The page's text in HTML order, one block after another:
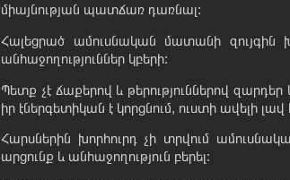
միայնության պատճառ դառնալ:
Հալեցրած ամուսնական մատանի զույգին
անհաջողություններ կբերի:
Պետք չէ ճաքերով և թերություններով
իր էներգետիկան է կորցնում, ուստի ավելի
Հարսներին խորհուրդ չի տրվում
արցունք և անհաջողություն բերել: